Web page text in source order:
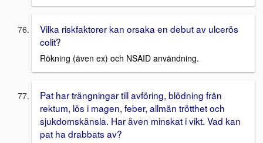
Vilka riskfaktorer kan orsaka en debut av ulcerös
colit?
Rökning (även ex) och NSAID användning.
Pat har trängningar till avföring, blödning från
rektum, lös i magen, feber, allmän trötthet och
sjukdomskänsla. Har även minskat i vikt. Vad kan
pat ha drabbats av?